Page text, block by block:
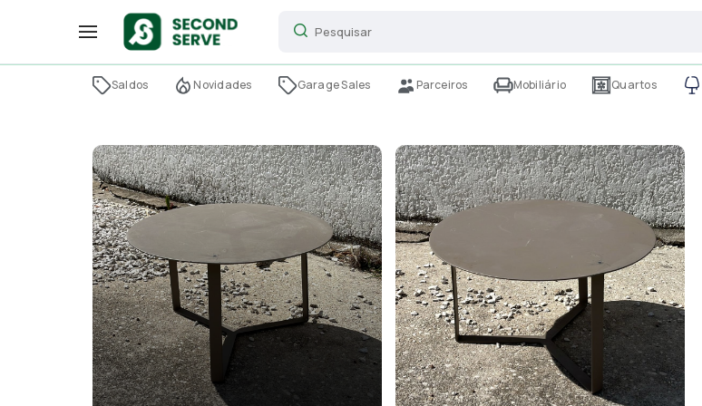
Saldos Novidades Garage Sales Parceiros Mobiliário Quartos